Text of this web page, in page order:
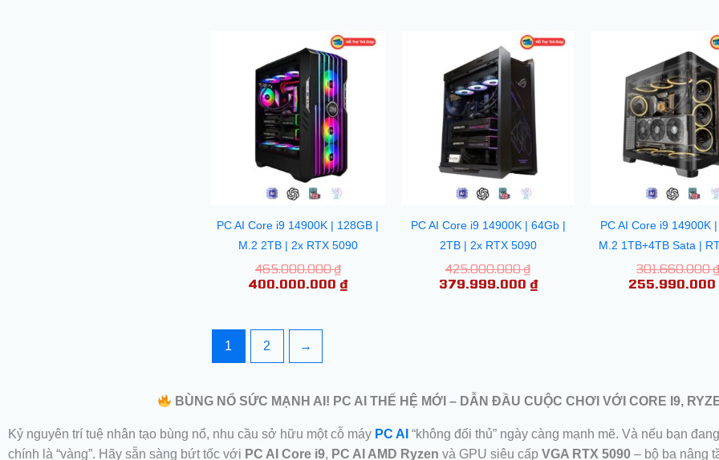
PC AI Core i9 14900K | 128GB |
M.2 2TB | 2x RTX 5090
465.000.000₫
Giá
gốc
là:
465.000.000 ₫.
400.000.000 ₫
Giá
là:
400.000.000 ₫.
PC AI Core i9 14900K | 64Gb |
2TB | 2x RTX 5090
425.000.000₫
Giá
gốc
là:
425.000.000 ₫.
379.999.000 ₫
Giá
379.999.000 ₫.
PC AI Core i9 14900K
M.2 1TB+4TB Sata |
301.660.000₫
255.990.000
1 2 →
BÙNG NỔ SỨC MẠNH AI! PC AI THẾ HỆ MỚI – DẪN ĐẦU CUỘC CHƠI VỚI CORE I9,
Kỷ nguyên trí tuệ nhân tạo bùng nổ, nhu cầu sở hữu một cỗ máy PC AI “không đối thủ” ngày càng mạnh mẽ. Và nếu bạn
chính là “vàng”. Hãy sẵn sàng bứt tốc với PC AI Core i9, PC AI AMD Ryzen và GPU siêu cấp VGA RTX 5090 – bộ ba nâng